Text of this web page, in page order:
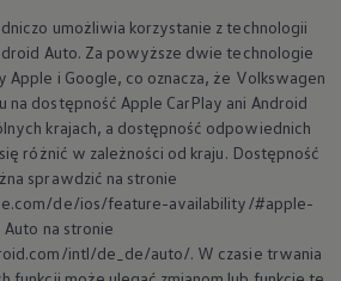
konfigurator Golf GTI Clubsport
umożliwia korzystanie z technologii
Auto. Za powyższe dwie technologie
Apple i Google, co oznacza, że Volkswagen
na dostępność Apple CarPlay ani Android
krajach, a dostępność odpowiednich
różnić w zależności od kraju. Dostępność
sprawdzić na stronie
de/ios/feature-availability/#apple-
na stronie
intl/de_de/auto/. W czasie trwania